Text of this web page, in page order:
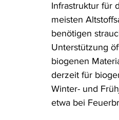
Infrastruktur für
meisten
benötigen
Unterstützung
biogenen
derzeit für
Winter- und
etwa bei